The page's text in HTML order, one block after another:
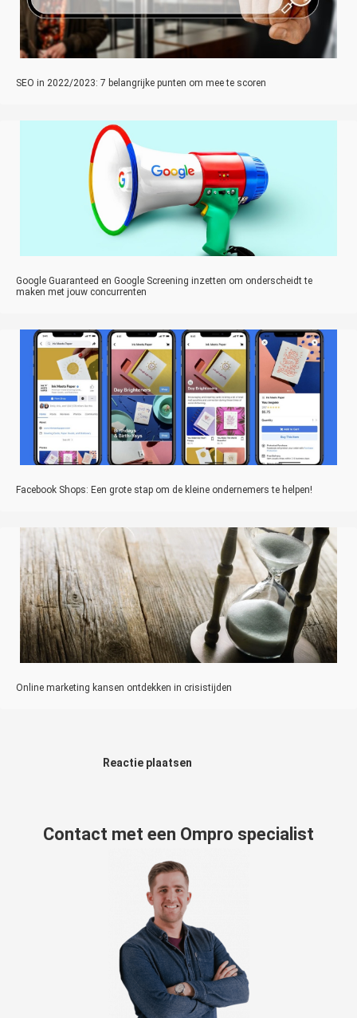
SEO in 2022/2023: 7 belangrijke punten om mee te scoren
Google Guaranteed en Google Screening inzetten om onderscheidt te
maken met jouw concurrenten
Facebook Shops: Een grote stap om de kleine ondernemers te helpen!
Online marketing kansen ontdekken in crisistijden
Reactie plaatsen
Contact met een Ompro specialist